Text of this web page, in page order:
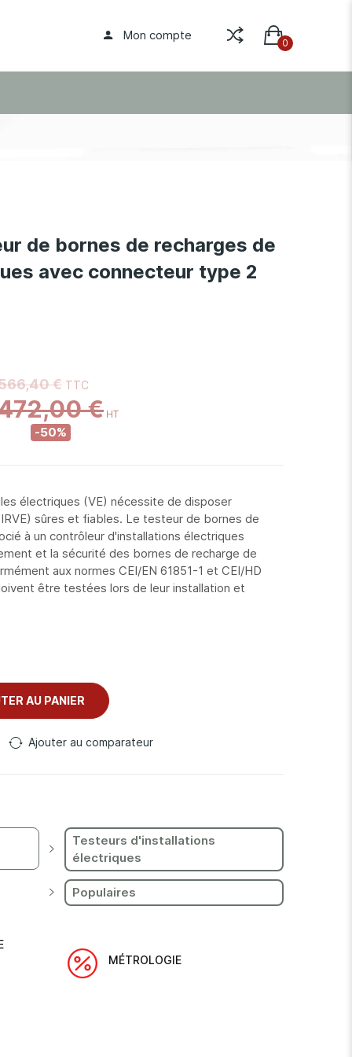
Mon compte
de bornes de recharges de
avec connecteur type 2
€
€
-50%
électriques (VE) nécessite de disposer
sûres et fiables. Le testeur de bornes de
à un contrôleur d'installations électriques
et la sécurité des bornes de recharge de
aux normes CEI/EN 61851-1 et CEI/HD
être testées lors de leur installation et
AU PANIER
Ajouter au comparateur
Testeurs d'installations
électriques
Populaires
MÉTROLOGIE